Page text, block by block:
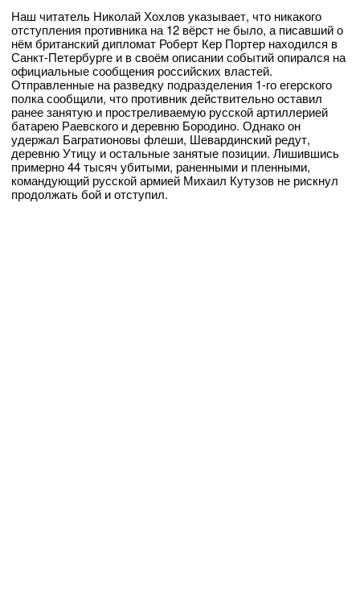
Наш читатель Николай Хохлов указывает, что никакого
отступления противника на 12 вёрст не было, а писавший о
нём британский дипломат Роберт Кер Портер находился в
Санкт-Петербурге и в своём описании событий опирался на
официальные сообщения российских властей.
Отправленные на разведку подразделения 1-го егерского
полка сообщили, что противник действительно оставил
ранее занятую и простреливаемую русской артиллерией
батарею Раевского и деревню Бородино. Однако он
удержал Багратионовы флеши, Шевардинский редут,
деревню Утицу и остальные занятые позиции. Лишившись
примерно 44 тысяч убитыми, раненными и пленными,
командующий русской армией Михаил Кутузов не рискнул
продолжать бой и отступил.